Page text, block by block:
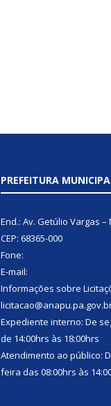
PREFEITURA
End.: Av. Getúlio Vargas –
CEP: 68365-000
Fone:
E-mail:
Informações sobre
Expediente interno: De
de 14:00hrs às 18:00hrs
Atendimento ao público:
feira das 08:00hrs às